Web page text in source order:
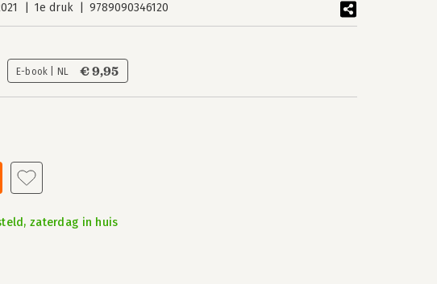
1e druk 9789090346120
E-book | NL € 9,95
zaterdag in huis